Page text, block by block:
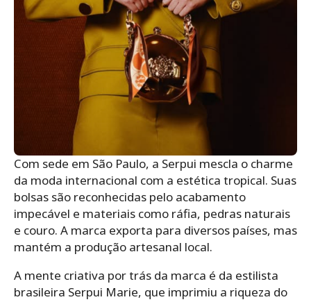
Com sede em São Paulo, a Serpui mescla o charme
da moda internacional com a estética tropical. Suas
bolsas são reconhecidas pelo acabamento
impecável e materiais como ráfia, pedras naturais
e couro. A marca exporta para diversos países, mas
mantém a produção artesanal local.
A mente criativa por trás da marca é da estilista
brasileira Serpui Marie, que imprimiu a riqueza do